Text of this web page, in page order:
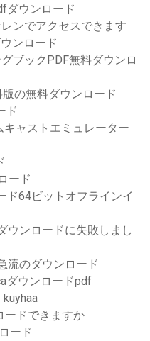
ダウンロード
ンでアクセスできます
ンロード
ブックPDF無料ダウンロ
の無料ダウンロード
ド
キャストエミュレーター
ード
ド64ビットオフラインイ
ウンロードに失敗しまし
流のダウンロード
ダウンロードpdf
ードできますか
ード